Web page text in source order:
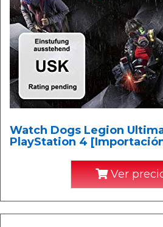
Watch Dogs Legion
PlayStation 4
Ver